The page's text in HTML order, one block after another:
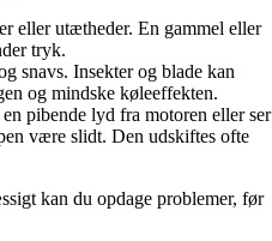
eller utætheder. En gammel eller
tryk.
snavs. Insekter og blade kan
og mindske køleeffekten.
pibende lyd fra motoren eller ser
være slidt. Den udskiftes ofte
kan du opdage problemer, før